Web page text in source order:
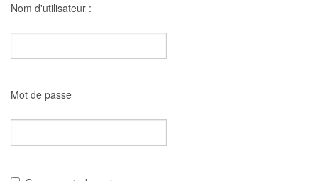
Nom d'utilisateur :
Mot de passe